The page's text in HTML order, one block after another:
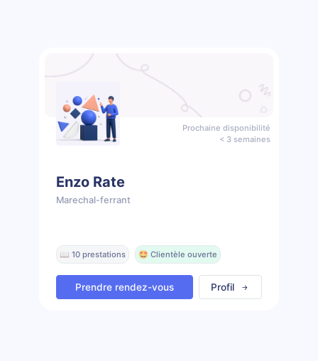
Prochaine disponibilité
< 3 semaines
Enzo Rate
Marechal-ferrant
📖 10 prestations 🤩 Clientèle ouverte
Prendre rendez-vous Profil